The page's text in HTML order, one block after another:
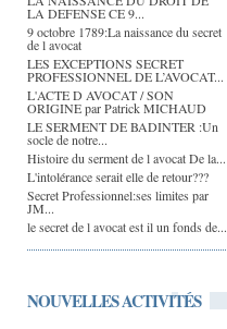
LA DEFENSE CE 9...
9 octobre 1789:La naissance du secret
de l avocat
LES EXCEPTIONS SECRET
PROFESSIONNEL DE L’AVOCAT...
L'ACTE D AVOCAT / SON
ORIGINE par Patrick MICHAUD
LE SERMENT DE BADINTER :Un
socle de notre...
Histoire du serment de l avocat De la...
L'intolérance serait elle de retour???
Secret Professionnel:ses limites par
JM...
le secret de l avocat est il un fonds de...
NOUVELLES ACTIVITÉS